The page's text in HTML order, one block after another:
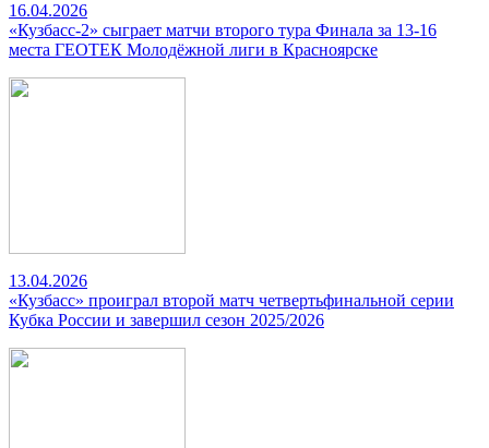
16.04.2026
«Кузбасс-2» сыграет матчи второго тура Финала за 13-16
места ГЕОТЕК Молодёжной лиги в Красноярске
13.04.2026
«Кузбасс» проиграл второй матч четвертьфинальной серии
Кубка России и завершил сезон 2025/2026